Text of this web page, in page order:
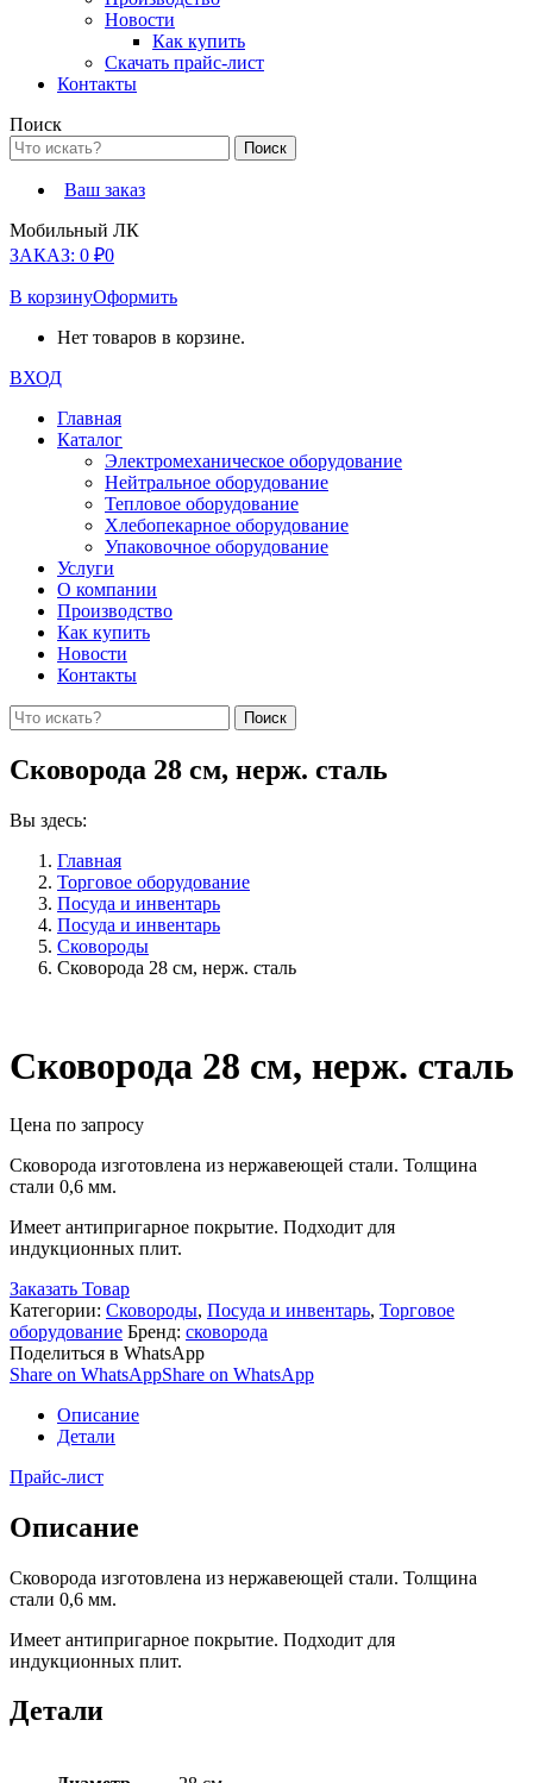
Новости
Как купить
Скачать прайс-лист
Контакты
Поиск
Ваш заказ
Мобильный ЛК
ЗАКАЗ: 0 ₽0
В корзинуОформить
Нет товаров в корзине.
ВХОД
Главная
Каталог
Электромеханическое оборудование
Нейтральное оборудование
Тепловое оборудование
Хлебопекарное оборудование
Упаковочное оборудование
Услуги
О компании
Производство
Как купить
Новости
Контакты
Сковорода 28 см, нерж. сталь
Вы здесь:
Главная
Торговое оборудование
Посуда и инвентарь
Посуда и инвентарь
Сковороды
Сковорода 28 см, нерж. сталь
Сковорода 28 см, нерж. сталь
Цена по запросу
Сковорода изготовлена из нержавеющей стали. Толщина
стали 0,6 мм.
Имеет антипригарное покрытие. Подходит для
индукционных плит.
Заказать Товар
Категории: Сковороды, Посуда и инвентарь, Торговое
оборудование Бренд: сковорода
Поделиться в WhatsApp
Share on WhatsAppShare on WhatsApp
Описание
Детали
Прайс-лист
Описание
Сковорода изготовлена из нержавеющей стали. Толщина
стали 0,6 мм.
Имеет антипригарное покрытие. Подходит для
индукционных плит.
Детали